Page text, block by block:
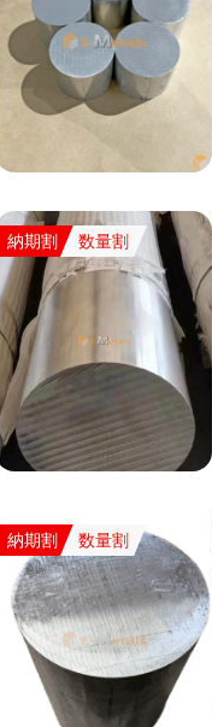
納期割 数量割
納期割 数量割